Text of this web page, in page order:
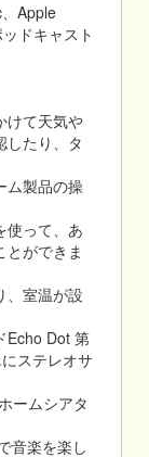
Apple
ドキャスト
けて天気や
したり、タ
ム製品の操
使って、あ
とができま
、室温が設
Echo Dot 第
ステレオサ
ームシアタ
音楽を楽し